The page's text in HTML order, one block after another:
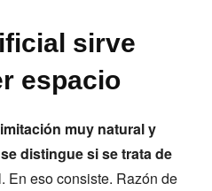
sirve
espacio
imitación muy natural y
distingue si se trata de
l. En eso consiste. Razón de